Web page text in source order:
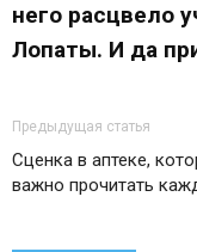
него расцвело
Лопаты. И да
Предыдущая статья
Сценка в аптеке,
важно прочитать